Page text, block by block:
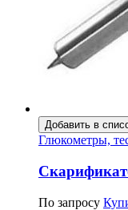
Добавить в
Глюкометры,
По запросу